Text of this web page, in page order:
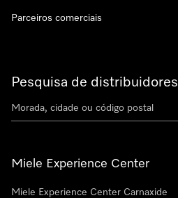
Pesquisa de distribuidores
Miele Experience Center
Miele Experience Center Carnaxide
Parceiros comerciais